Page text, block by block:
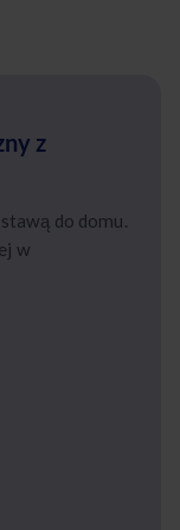
z
do domu.
w